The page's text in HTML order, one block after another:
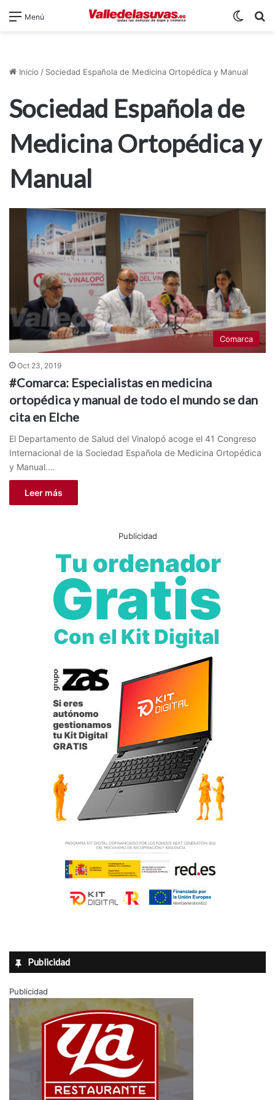
Menú
Inicio / Sociedad Española de Medicina Ortopédica y Manual
Sociedad Española de
Medicina Ortopédica y
Manual
Comarca
Oct 23, 2019
#Comarca: Especialistas en medicina
ortopédica y manual de todo el mundo se dan
cita en Elche
El Departamento de Salud del Vinalopó acoge el 41 Congreso
Internacional de la Sociedad Española de Medicina Ortopédica
y Manual.…
Leer más
Publicidad
Publicidad
Publicidad